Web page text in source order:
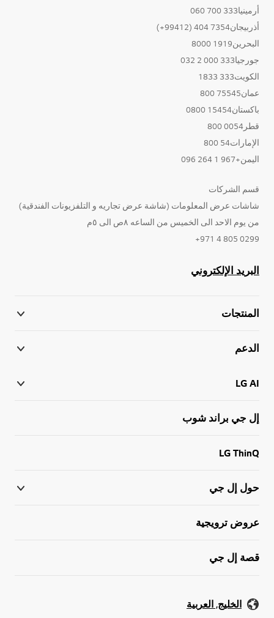
أرمينيا333 700 060
أذربيجان7354 404 (99412+)
البحرين1919 8000
جورجيا333 000 2 032
الكويت333 1833
عمان75545 800
باكستان15454 0800
قطر0054 800
الإمارات54 800
اليمن+967 1 264 096
قسم الشركات
شاشات عرض المعلومات (شاشة عرض تجاريه و التلفزيونات الفندقية)
من يوم الاحد الى الخميس من الساعه ٨ص الى ٥م
0299 805 4 971+
البريد الإلكتروني
المنتجات
الدعم
LG AI
إل جي براند شوب
LG ThinQ
حول إل جي
عروض ترويجية
قصة إل جي
الخليج, العربية